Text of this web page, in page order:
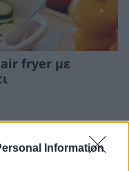
Information
fryer με